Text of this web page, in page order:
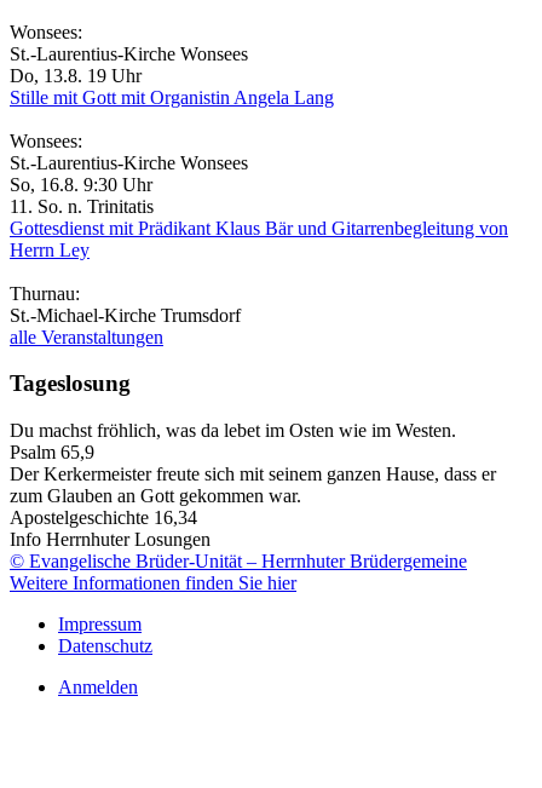
Wonsees:
St.-Laurentius-Kirche Wonsees
Do, 13.8. 19 Uhr
Stille mit Gott mit Organistin Angela Lang
Wonsees:
St.-Laurentius-Kirche Wonsees
So, 16.8. 9:30 Uhr
11. So. n. Trinitatis
Gottesdienst mit Prädikant Klaus Bär und Gitarrenbegleitung von
Herrn Ley
Thurnau:
St.-Michael-Kirche Trumsdorf
alle Veranstaltungen
Tageslosung
Du machst fröhlich, was da lebet im Osten wie im Westen.
Psalm 65,9
Der Kerkermeister freute sich mit seinem ganzen Hause, dass er
zum Glauben an Gott gekommen war.
Apostelgeschichte 16,34
Info Herrnhuter Losungen
© Evangelische Brüder-Unität – Herrnhuter Brüdergemeine
Weitere Informationen finden Sie hier
Impressum
Datenschutz
Anmelden